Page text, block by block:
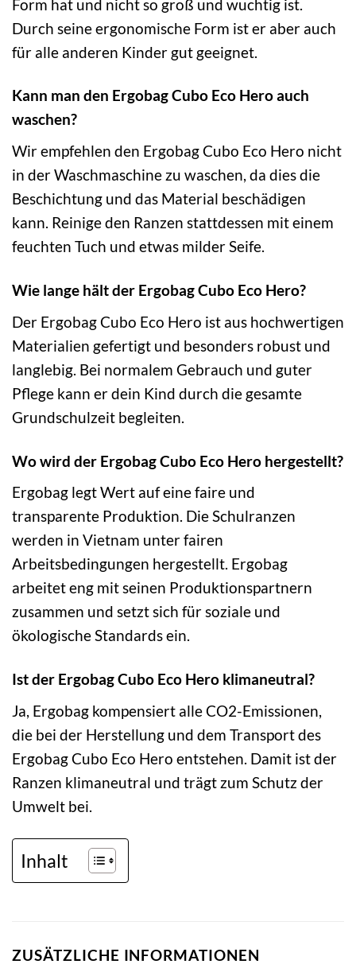
Form hat und nicht so groß und wuchtig ist.
Durch seine ergonomische Form ist er aber auch
für alle anderen Kinder gut geeignet.
Kann man den Ergobag Cubo Eco Hero auch
waschen?
Wir empfehlen den Ergobag Cubo Eco Hero nicht
in der Waschmaschine zu waschen, da dies die
Beschichtung und das Material beschädigen
kann. Reinige den Ranzen stattdessen mit einem
feuchten Tuch und etwas milder Seife.
Wie lange hält der Ergobag Cubo Eco Hero?
Der Ergobag Cubo Eco Hero ist aus hochwertigen
Materialien gefertigt und besonders robust und
langlebig. Bei normalem Gebrauch und guter
Pflege kann er dein Kind durch die gesamte
Grundschulzeit begleiten.
Wo wird der Ergobag Cubo Eco Hero hergestellt?
Ergobag legt Wert auf eine faire und
transparente Produktion. Die Schulranzen
werden in Vietnam unter fairen
Arbeitsbedingungen hergestellt. Ergobag
arbeitet eng mit seinen Produktionspartnern
zusammen und setzt sich für soziale und
ökologische Standards ein.
Ist der Ergobag Cubo Eco Hero klimaneutral?
Ja, Ergobag kompensiert alle CO2-Emissionen,
die bei der Herstellung und dem Transport des
Ergobag Cubo Eco Hero entstehen. Damit ist der
Ranzen klimaneutral und trägt zum Schutz der
Umwelt bei.
Inhalt
ZUSÄTZLICHE INFORMATIONEN